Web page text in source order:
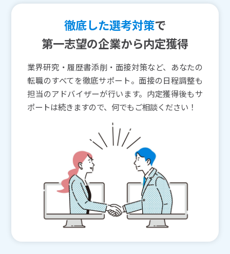
徹底した選考対策で
第一志望の企業から内定獲得
業界研究・履歴書添削・面接対策など、あなたの
転職のすべてを徹底サポート。面接の日程調整も
担当のアドバイザーが行います。内定獲得後もサ
ポートは続きますので、何でもご相談ください！